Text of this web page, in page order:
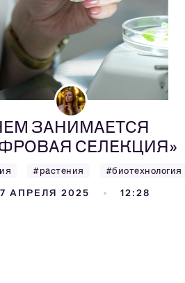
ЗАНИМАЕТСЯ
СЕЛЕКЦИЯ»
#растения #биотехнология
АПРЕЛЯ 2025 12:28